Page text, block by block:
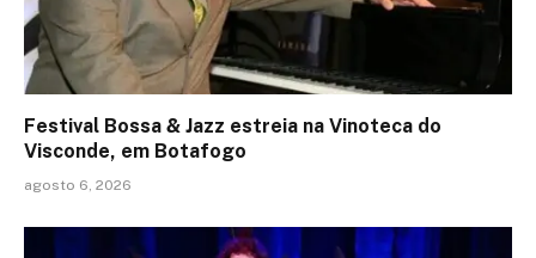
Festival Bossa & Jazz estreia na Vinoteca do
Visconde, em Botafogo
agosto 6, 2026